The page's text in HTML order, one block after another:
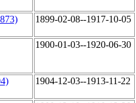
1899-02-08--1917-10-05
1900-01-03--1920-06-30
1904-12-03--1913-11-22